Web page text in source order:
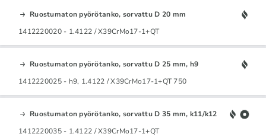
Ruostumaton pyörötanko, sorvattu D 20 mm
1412220020 - 1.4122 / X39CrMo17-1+QT
Ruostumaton pyörötanko, sorvattu D 25 mm, h9
1412220025 - h9, 1.4122 / X39CrMo17-1+QT 750
Ruostumaton pyörötanko, sorvattu D 35 mm, k11/k12
1412220035 - 1.4122 / X39CrMo17-1+QT